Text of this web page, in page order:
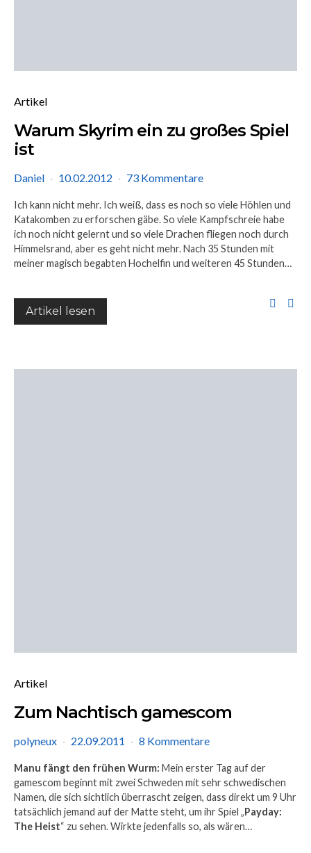
Artikel
Warum Skyrim ein zu großes Spiel
ist
Daniel 10.02.2012 73 Kommentare
Ich kann nicht mehr. Ich weiß, dass es noch so viele Höhlen und
Katakomben zu erforschen gäbe. So viele Kampfschreie habe
ich noch nicht gelernt und so viele Drachen fliegen noch durch
Himmelsrand, aber es geht nicht mehr. Nach 35 Stunden mit
meiner magisch begabten Hochelfin und weiteren 45 Stunden…
Artikel lesen
Artikel
Zum Nachtisch gamescom
polyneux 22.09.2011 8 Kommentare
Manu fängt den frühen Wurm: Mein erster Tag auf der
gamescom beginnt mit zwei Schweden mit sehr schwedischen
Namen, die sich sichtlich überrascht zeigen, dass direkt um 9 Uhr
tatsächlich jemand auf der Matte steht, um ihr Spiel „Payday:
The Heist“ zu sehen. Wirkte jedenfalls so, als wären…